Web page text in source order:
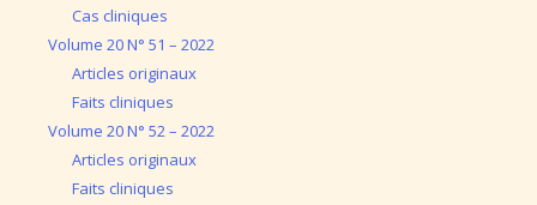
Cas cliniques
Volume 20 N° 51 – 2022
Articles originaux
Faits cliniques
Volume 20 N° 52 – 2022
Articles originaux
Faits cliniques